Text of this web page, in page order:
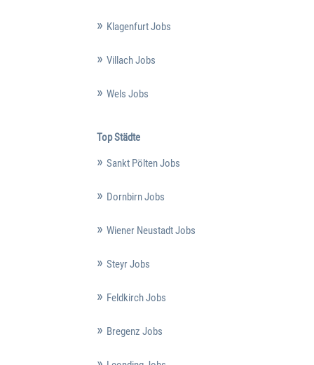
Klagenfurt Jobs
Villach Jobs
Wels Jobs
Top Städte
Sankt Pölten Jobs
Dornbirn Jobs
Wiener Neustadt Jobs
Steyr Jobs
Feldkirch Jobs
Bregenz Jobs